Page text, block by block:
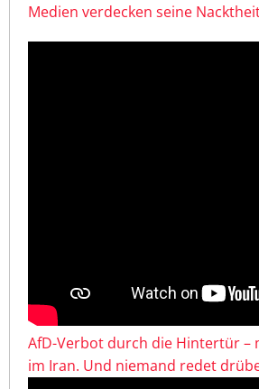
Medien verdecken seine
AfD-Verbot durch die Hintertür –
im Iran. Und niemand redet